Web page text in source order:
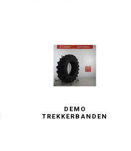
DEMO
TREKKERBANDEN